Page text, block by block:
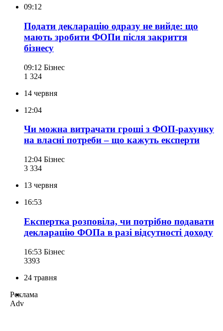
09:12
Подати декларацію одразу не вийде: що
мають зробити ФОПи після закриття
бізнесу
09:12 Бізнес
1 324
14 червня
12:04
Чи можна витрачати гроші з ФОП-рахунку
на власні потреби – що кажуть експерти
12:04 Бізнес
3 334
13 червня
16:53
Експертка розповіла, чи потрібно подавати
декларацію ФОПа в разі відсутності доходу
16:53 Бізнес
3393
24 травня
Реклама
Adv